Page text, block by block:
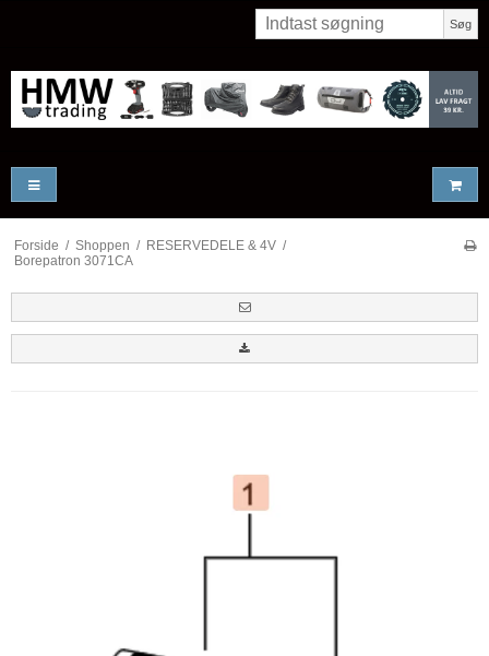
Søg
Forside / Shoppen / RESERVEDELE & 4V /
Borepatron 3071CA